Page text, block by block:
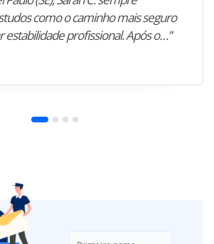
como o caminho mais seguro
estabilidade profissional. Após o…”